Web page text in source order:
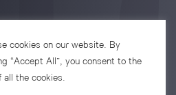
+66-2218-1185
cookies on our website. By
“Accept All”, you consent to the
all the cookies.